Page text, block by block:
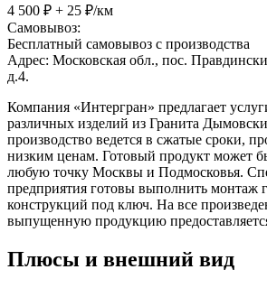
4 500 ₽ + 25 ₽/км
Самовывоз:
Бесплатный самовывоз с производства
Адрес: Московская обл., пос.
д.4.
Компания «Интергран» предлагает
различных изделий из Гранита
производство ведется в сжатые сроки,
низким ценам. Готовый продукт может
любую точку Москвы и Подмосковья.
предприятия готовы выполнить монтаж
конструкций под ключ. На все
выпущенную продукцию
Плюсы и внешний вид